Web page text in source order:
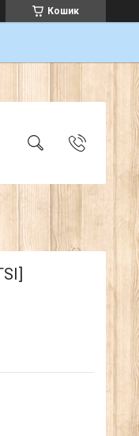
Кошик